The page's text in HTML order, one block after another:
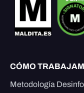
CÓMO
Metodología Desinfo